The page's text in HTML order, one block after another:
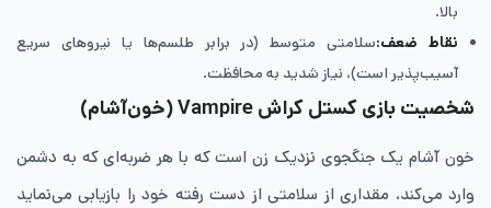
بالا.
نقاط ضعف:سلامتی متوسط (در برابر طلسم‌ها یا نیروهای سریع
آسیب‌پذیر است)، نیاز شدید به محافظت.
شخصیت بازی کستل کراش Vampire (خون‌آشام)
خون ‌آشام یک جنگجوی نزدیک ‌زن است که با هر ضربه‌ای که به دشمن
وارد می‌کند، مقداری از سلامتی از دست رفته خود را بازیابی می‌نماید